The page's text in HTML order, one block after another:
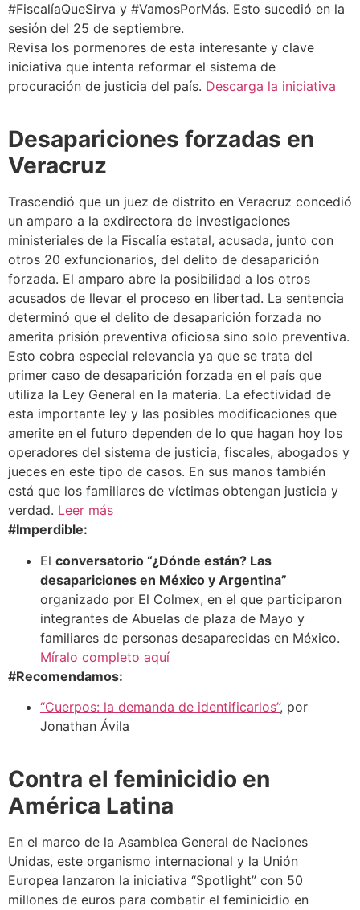
#FiscalíaQueSirva y #VamosPorMás. Esto sucedió en la
sesión del 25 de septiembre.
Revisa los pormenores de esta interesante y clave
iniciativa que intenta reformar el sistema de
procuración de justicia del país. Descarga la iniciativa
Desapariciones forzadas en
Veracruz
Trascendió que un juez de distrito en Veracruz concedió
un amparo a la exdirectora de investigaciones
ministeriales de la Fiscalía estatal, acusada, junto con
otros 20 exfuncionarios, del delito de desaparición
forzada. El amparo abre la posibilidad a los otros
acusados de llevar el proceso en libertad. La sentencia
determinó que el delito de desaparición forzada no
amerita prisión preventiva oficiosa sino solo preventiva.
Esto cobra especial relevancia ya que se trata del
primer caso de desaparición forzada en el país que
utiliza la Ley General en la materia. La efectividad de
esta importante ley y las posibles modificaciones que
amerite en el futuro dependen de lo que hagan hoy los
operadores del sistema de justicia, fiscales, abogados y
jueces en este tipo de casos. En sus manos también
está que los familiares de víctimas obtengan justicia y
verdad. Leer más
#Imperdible:
El conversatorio “¿Dónde están? Las
desapariciones en México y Argentina”
organizado por El Colmex, en el que participaron
integrantes de Abuelas de plaza de Mayo y
familiares de personas desaparecidas en México.
Míralo completo aquí
#Recomendamos:
“Cuerpos: la demanda de identificarlos”, por
Jonathan Ávila
Contra el feminicidio en
América Latina
En el marco de la Asamblea General de Naciones
Unidas, este organismo internacional y la Unión
Europea lanzaron la iniciativa “Spotlight” con 50
millones de euros para combatir el feminicidio en